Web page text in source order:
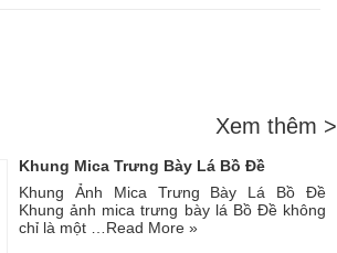
Xem thêm >
Khung Mica Trưng Bày Lá Bồ Đề
Khung Ảnh Mica Trưng Bày Lá Bồ Đề
Khung ảnh mica trưng bày lá Bồ Đề không
chỉ là một … Read More »